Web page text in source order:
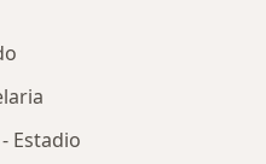
Estadio